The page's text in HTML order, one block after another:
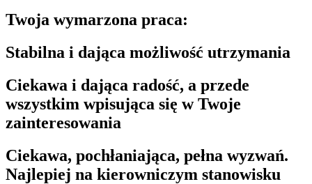
Twoja wymarzona praca:
Stabilna i dająca możliwość utrzymania
Ciekawa i dająca radość, a przede
wszystkim wpisująca się w Twoje
zainteresowania
Ciekawa, pochłaniająca, pełna wyzwań.
Najlepiej na kierowniczym stanowisku